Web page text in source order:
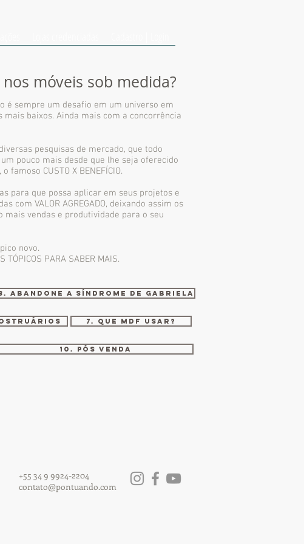
móveis sob medida?
é sempre um desafio em um universo em
baixos. Ainda mais com a concorrência
pesquisas de mercado, que todo
pouco mais desde que lhe seja oferecido
CUSTO X BENEFÍCIO.
para que possa aplicar em seus projetos e
com VALOR AGREGADO, deixando assim os
vendas e produtividade para o seu
novo.
PARA SABER MAIS.
ABANDONE A SÍNDROME DE GABRIELA
7. QUE MDF USAR?
10. PÓS VENDA
+55 34 9 9924-2204
contato@pontuando.com